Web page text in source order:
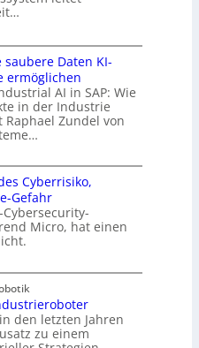
saubere Daten KI-
ermöglichen
AI in SAP: Wie
in der Industrie
Raphael Zundel von
Cyberrisiko,
Gefahr
Micro, hat einen
den letzten Jahren
zu einem